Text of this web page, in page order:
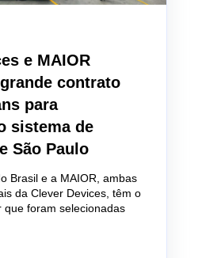
e MAIOR
contrato
para
sistema de
São Paulo
Brasil e a MAIOR, ambas
da Clever Devices, têm o
que foram selecionadas